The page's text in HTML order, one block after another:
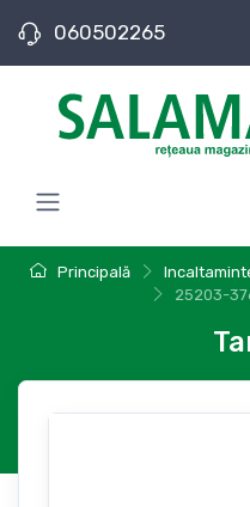
060502265
Principală
25203-